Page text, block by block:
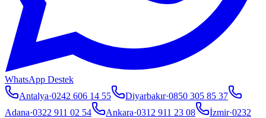
WhatsApp Destek
Antalya·0242 606 14 55 Diyarbakır·0850 305 85 37
Adana·0322 911 02 54 Ankara·0312 911 23 08 İzmir·0232